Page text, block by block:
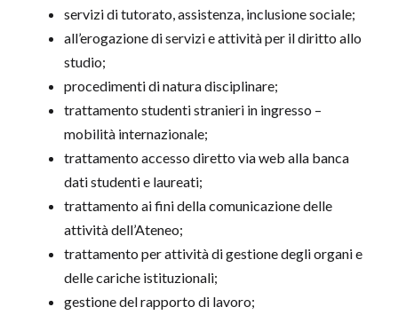
servizi di tutorato, assistenza, inclusione sociale;
all’erogazione di servizi e attività per il diritto allo
studio;
procedimenti di natura disciplinare;
trattamento studenti stranieri in ingresso –
mobilità internazionale;
trattamento accesso diretto via web alla banca
dati studenti e laureati;
trattamento ai fini della comunicazione delle
attività dell’Ateneo;
trattamento per attività di gestione degli organi e
delle cariche istituzionali;
gestione del rapporto di lavoro;